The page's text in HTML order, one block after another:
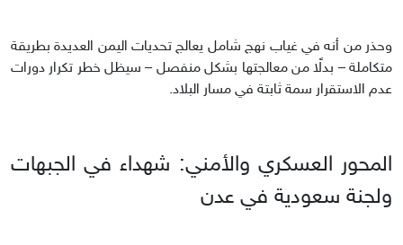
وحذر من أنه في غياب نهج شامل يعالج تحديات اليمن العديدة بطريقة
متكاملة – بدلًا من معالجتها بشكل منفصل – سيظل خطر تكرار دورات
عدم الاستقرار سمة ثابتة في مسار البلاد.
المحور العسكري والأمني: شهداء في الجبهات
ولجنة سعودية في عدن